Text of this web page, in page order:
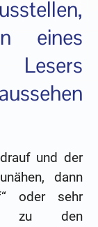
eines
und der
dann
oder sehr
zu den